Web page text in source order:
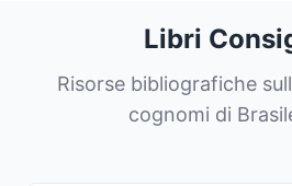
Libri
Risorse bibliografiche
cognomi di